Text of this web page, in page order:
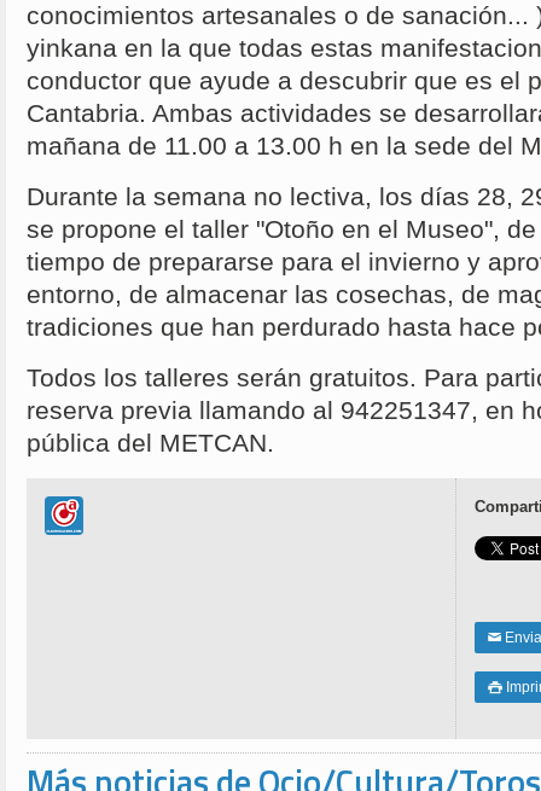
conocimientos artesanales o de sanación...
yinkana en la que todas estas
conductor que ayude a descubrir que es el
Cantabria. Ambas actividades se
mañana de 11.00 a 13.00 h en la sede del
Durante la semana no lectiva, los días 28,
se propone el taller "Otoño en el Museo",
tiempo de prepararse para el invierno y
entorno, de almacenar las cosechas, de
tradiciones que han perdurado hasta hace
Todos los talleres serán gratuitos. Para
reserva previa llamando al 942251347, en
pública del METCAN.
✉
